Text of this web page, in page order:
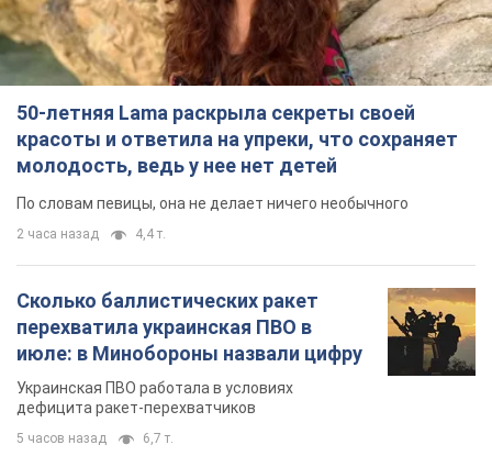
50-летняя Lama раскрыла секреты своей
красоты и ответила на упреки, что сохраняет
молодость, ведь у нее нет детей
По словам певицы, она не делает ничего необычного
2 часа назад 4,4 т.
Сколько баллистических ракет
перехватила украинская ПВО в
июле: в Минобороны назвали цифру
Украинская ПВО работала в условиях
дефицита ракет-перехватчиков
5 часов назад 6,7 т.